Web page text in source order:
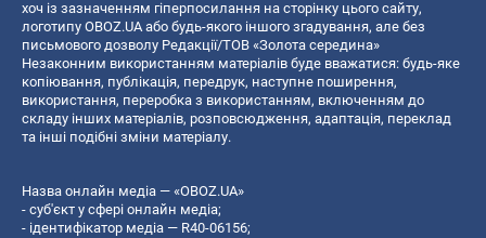
хоч із зазначенням гіперпосилання на сторінку цього сайту,
логотипу OBOZ.UA або будь-якого іншого згадування, але без
письмового дозволу Редакції/ТОВ «Золота середина»
Незаконним використанням матеріалів буде вважатися: будь-яке
копiювання, публiкацiя, передрук, наступне поширення,
використання, переробка з використанням, включенням до
складу інших матеріалів, розповсюдження, адаптація, переклад
та інші подібні зміни матеріалу.
Назва онлайн медіа — «OBOZ.UA»
- суб'єкт у сфері онлайн медіа;
- ідентифікатор медіа — R40-06156;